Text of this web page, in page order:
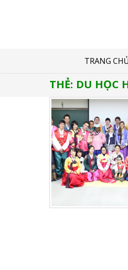
TRANG
THẺ: DU HỌC